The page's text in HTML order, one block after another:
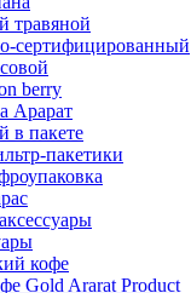
травяной
сертифицированный
berry
Арарат
в пакете
пакетики
кофе
Gold Ararat Product